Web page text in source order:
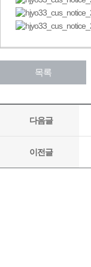
목록
다음글
이전글